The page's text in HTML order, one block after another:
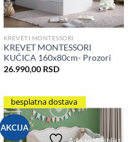
KREVETI MONTESSORI
KREVET MONTESSORI
KUĆICA 160x80cm- Prozori
26.990,00 RSD
AKCIJA
besplatna dostava